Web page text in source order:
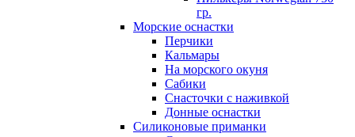
гр.
Морские оснастки
Перчики
Кальмары
На морского окуня
Сабики
Снасточки с наживкой
Донные оснастки
Силиконовые приманки